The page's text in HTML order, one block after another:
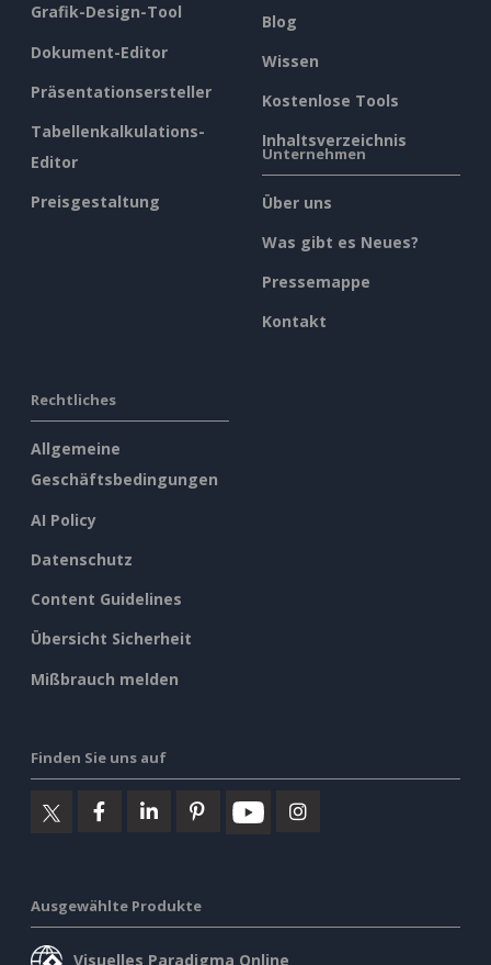
Grafik-Design-Tool
Dokument-Editor
Präsentationsersteller
Tabellenkalkulations-
Editor
Preisgestaltung
Blog
Wissen
Kostenlose Tools
Inhaltsverzeichnis
Unternehmen
Über uns
Was gibt es Neues?
Pressemappe
Kontakt
Rechtliches
Allgemeine
Geschäftsbedingungen
AI Policy
Datenschutz
Content Guidelines
Übersicht Sicherheit
Mißbrauch melden
Finden Sie uns auf
Ausgewählte Produkte
Visuelles Paradigma Online